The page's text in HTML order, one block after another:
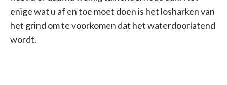
enige wat u af en toe moet doen is het losharken van
het grind om te voorkomen dat het waterdoorlatend
wordt.